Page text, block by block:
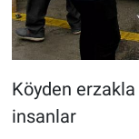
Köyden
insanlar